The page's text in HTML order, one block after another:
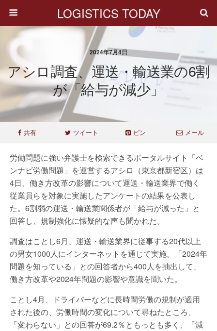
LOGISTICS TODAY
2024年7月4日
アシロ調査、運送・輸送業の6割
が「給与が減少」
共有 ツイート ピン メール
労働問題に強い弁護士を検索できるポータルサイト「ベ
ンナビ労働問題」を運営するアシロ（東京都新宿区）は
4日、働き方改革の影響について運送・輸送業界で働く
従業員らを対象に実施したアンケートの結果を公表し
た。6割弱の運送・輸送業関係者が「給与が減った」と
回答し、規制強化に懐疑的な声も聞かれた。
調査はことし6月、運送・輸送業界に従事する20代以上
の男女1000人にインターネットを通じて実施。「2024年
問題を知っている」との回答者から400人を抽出して、
働き方改革や2024年問題の影響や意識を聞いた。
ことし4月、ドライバーなどに長時間労働の規制が適用
された後の、労働時間の変化について尋ねたところ、
「変わらない」との回答が69.2％ともっとも多く、「減